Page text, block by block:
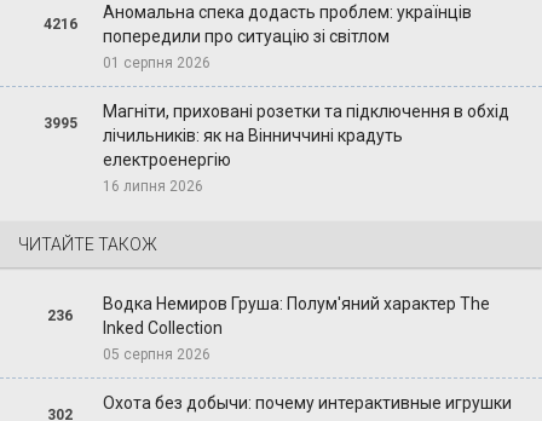
4216
Аномальна спека додасть проблем: українців
попередили про ситуацію зі світлом
01 серпня 2026
3995
Магніти, приховані розетки та підключення в обхід
лічильників: як на Вінниччині крадуть
електроенергію
16 липня 2026
ЧИТАЙТЕ ТАКОЖ
236
Водка Немиров Груша: Полум'яний характер The
Inked Collection
05 серпня 2026
302
Охота без добычи: почему интерактивные игрушки